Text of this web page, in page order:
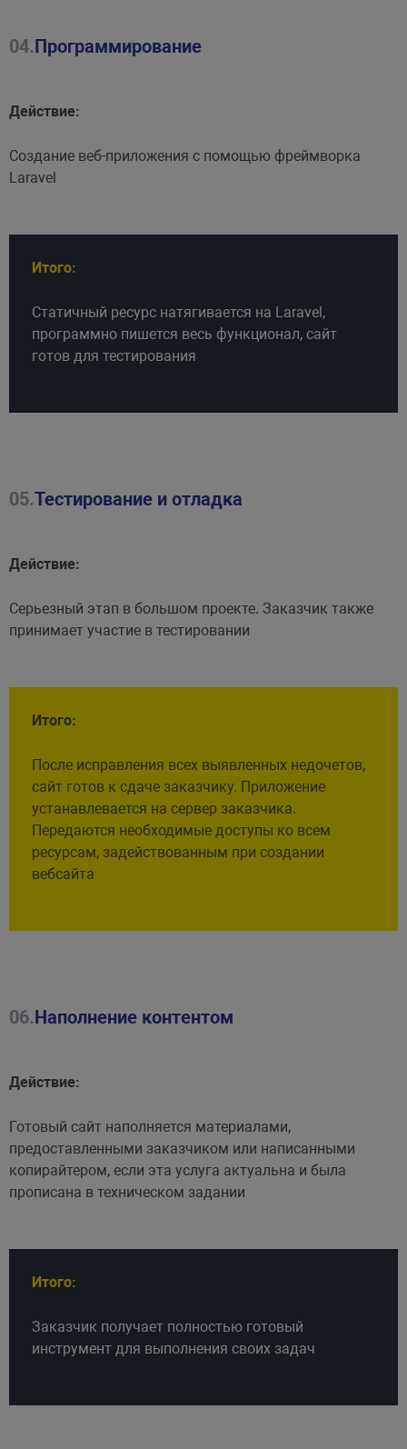
04.Программирование
Действие:
Создание веб-приложения с помощью фреймворка
Laravel
Итого:
Статичный ресурс натягивается на Laravel,
программно пишется весь функционал, сайт
готов для тестирования
05.Тестирование и отладка
Действие:
Серьезный этап в большом проекте. Заказчик также
принимает участие в тестировании
Итого:
После исправления всех выявленных недочетов,
сайт готов к сдаче заказчику. Приложение
устанавлевается на сервер заказчика.
Передаются необходимые доступы ко всем
ресурсам, задействованным при создании
вебсайта
06.Наполнение контентом
Действие:
Готовый сайт наполняется материалами,
предоставленными заказчиком или написанными
копирайтером, если эта услуга актуальна и была
прописана в техническом задании
Итого:
Заказчик получает полностью готовый
инструмент для выполнения своих задач